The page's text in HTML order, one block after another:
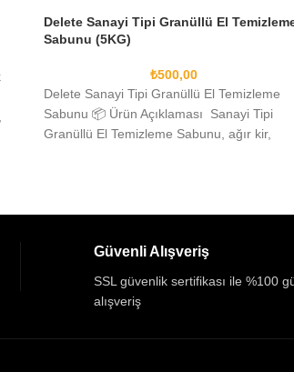
Delete Sanayi Tipi Granüllü El
Sabunu (5KG)
₺500,00
Delete Sanayi Tipi Granüllü El Temizleme
Sabunu 📦 Ürün Açıklaması Sanayi Tipi
Granüllü El Temizleme Sabunu, ağır kir,
Güvenli Alışveriş
SSL güvenlik sertifikası ile %100
alışveriş